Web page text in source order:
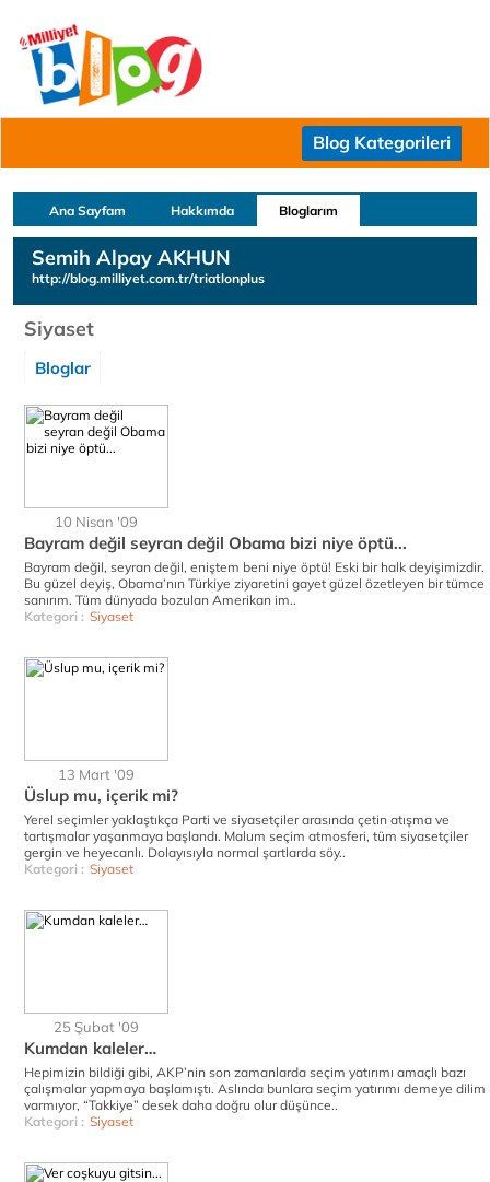
Blog Kategorileri
Ana Sayfam Hakkımda Bloglarım
Semih Alpay AKHUN
http://blog.milliyet.com.tr/triatlonplus
Siyaset
Bloglar
10 Nisan '09
Bayram değil seyran değil Obama bizi niye öptü...
Bayram değil, seyran değil, eniştem beni niye öptü! Eski bir halk deyişimizdir.
Bu güzel deyiş, Obama’nın Türkiye ziyaretini gayet güzel özetleyen bir tümce
sanırım. Tüm dünyada bozulan Amerikan im..
Kategori : Siyaset
13 Mart '09
Üslup mu, içerik mi?
Yerel seçimler yaklaştıkça Parti ve siyasetçiler arasında çetin atışma ve
tartışmalar yaşanmaya başlandı. Malum seçim atmosferi, tüm siyasetçiler
gergin ve heyecanlı. Dolayısıyla normal şartlarda söy..
Kategori : Siyaset
25 Şubat '09
Kumdan kaleler…
Hepimizin bildiği gibi, AKP’nin son zamanlarda seçim yatırımı amaçlı bazı
çalışmalar yapmaya başlamıştı. Aslında bunlara seçim yatırımı demeye dilim
varmıyor, “Takkiye” desek daha doğru olur düşünce..
Kategori : Siyaset